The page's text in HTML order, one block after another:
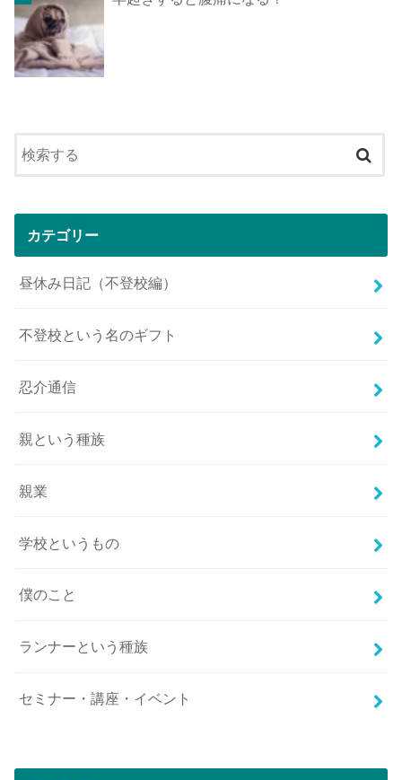
カテゴリー
昼休み日記（不登校編）
不登校という名のギフト
忍介通信
親という種族
親業
学校というもの
僕のこと
ランナーという種族
セミナー・講座・イベント